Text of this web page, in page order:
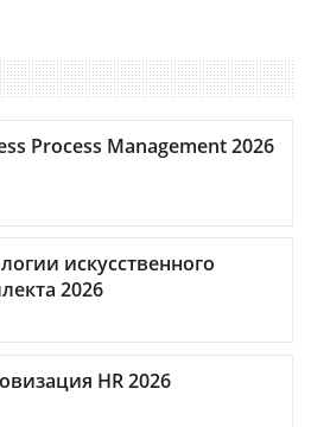
Process Management 2026
искусственного
2026
HR 2026